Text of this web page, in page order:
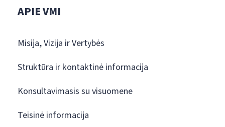
APIE VMI
Misija, Vizija ir Vertybės
Struktūra ir kontaktinė informacija
Konsultavimasis su visuomene
Teisinė informacija